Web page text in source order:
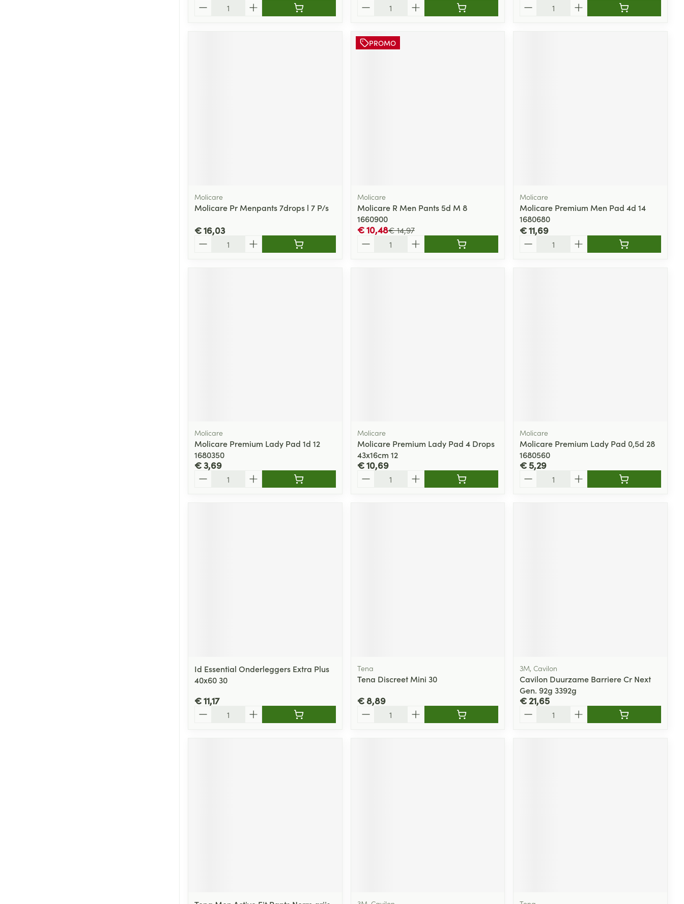
Molicare
Molicare Pr Menpants 7drops l 7 P/s
€ 16,03
PROMO
Molicare
Molicare R Men Pants 5d M 8
1660900
€ 14,97
€ 10,48
Molicare
Molicare Premium Men Pad 4d 14
1680680
€ 11,69
Molicare
Molicare Premium Lady Pad 1d 12
1680350
€ 3,69
Molicare
Molicare Premium Lady Pad 4 Drops
43x16cm 12
€ 10,69
Molicare
Molicare Premium Lady Pad 0,5d 28
1680560
€ 5,29
Id Essential Onderleggers Extra Plus
40x60 30
€ 11,17
Tena
Tena Discreet Mini 30
€ 8,89
3M, Cavilon
Cavilon Duurzame Barriere Cr Next
Gen. 92g 3392g
€ 21,65